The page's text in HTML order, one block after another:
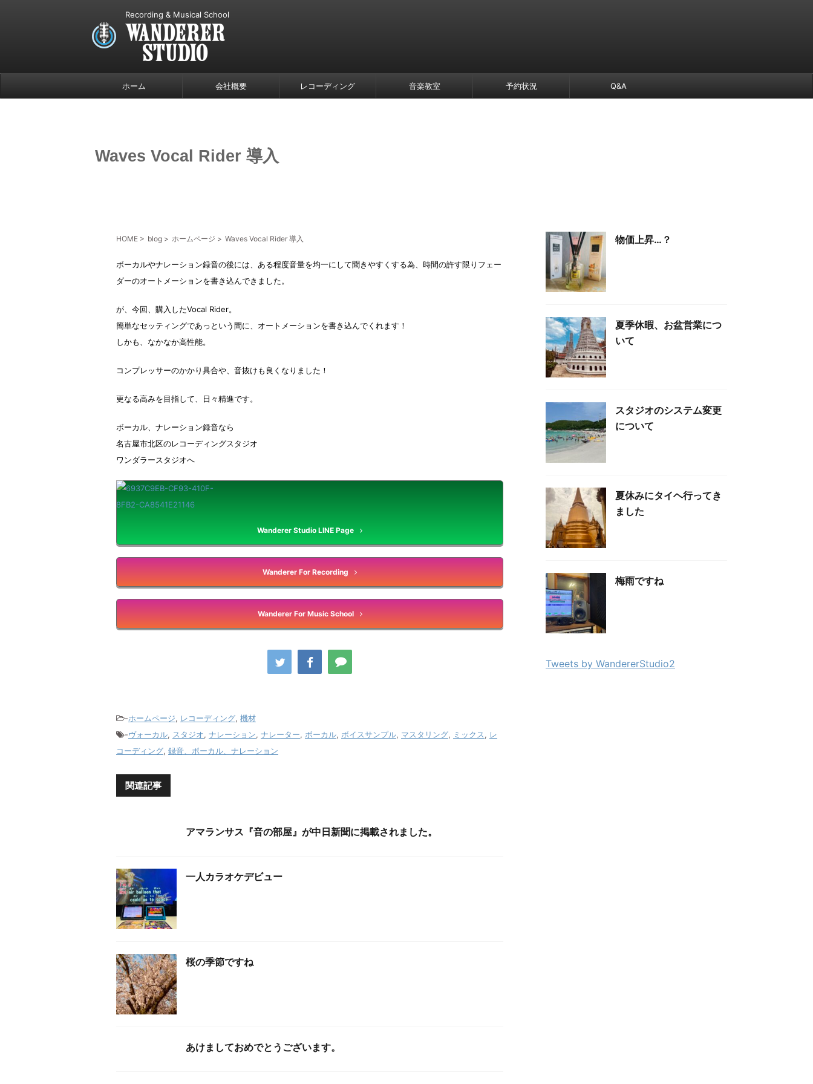
Recording & Musical School
ホーム 会社概要 レコーディング 音楽教室 予約状況 Q&A
Waves Vocal Rider 導入
HOME > blog > ホームページ > Waves Vocal Rider 導入
ボーカルやナレーション録音の後には、ある程度音量を均一にして聞きやすくする為、時間の許す限りフェー
ダーのオートメーションを書き込んできました。
が、今回、購入したVocal Rider。
簡単なセッティングであっという間に、オートメーションを書き込んでくれます！
しかも、なかなか高性能。
コンプレッサーのかかり具合や、音抜けも良くなりました！
更なる高みを目指して、日々精進です。
ボーカル、ナレーション録音なら
名古屋市北区のレコーディングスタジオ
ワンダラースタジオへ
Wanderer Studio LINE Page
Wanderer For Recording
Wanderer For Music School
-ホームページ, レコーディング, 機材
-ヴォーカル, スタジオ, ナレーション, ナレーター, ボーカル, ボイスサンプル, マスタリング, ミックス, レ
コーディング, 録音、ボーカル、ナレーション
関連記事
アマランサス『音の部屋』が中日新聞に掲載されました。
一人カラオケデビュー
桜の季節ですね
あけましておめでとうございます。
物価上昇…？
夏季休暇、お盆営業につ
いて
スタジオのシステム変更
について
夏休みにタイヘ行ってき
ました
梅雨ですね
Tweets by WandererStudio2